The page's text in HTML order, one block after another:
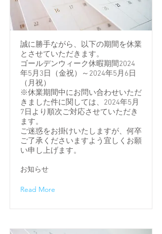
誠に勝手ながら、以下の期間を休業
とさせていただきます。
ゴールデンウィーク休暇期間2024
年5月3日（金祝）～2024年5月6日
（月祝）
※休業期間中にお問い合わせいただ
きました件に関しては、2024年5月
7日より順次ご対応させていただき
ます。
ご迷惑をお掛けいたしますが、何卒
ご了承くださいますよう宜しくお願
い申し上げます。
お知らせ
Read More